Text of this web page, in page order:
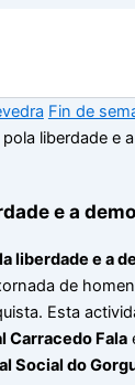
Fin de
liberdade e
e a
liberdade e a
de
Esta
Carracedo Fala
Social do